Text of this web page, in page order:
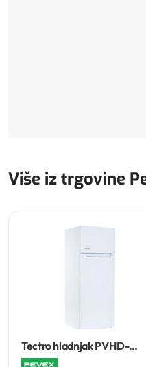
Više iz trgovine
Tectro hladnjak PVHD-
T2001ENB